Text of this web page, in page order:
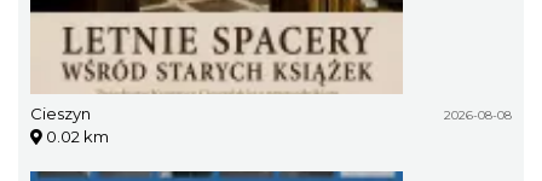
Cieszyn 2026-08-08
0.02 km